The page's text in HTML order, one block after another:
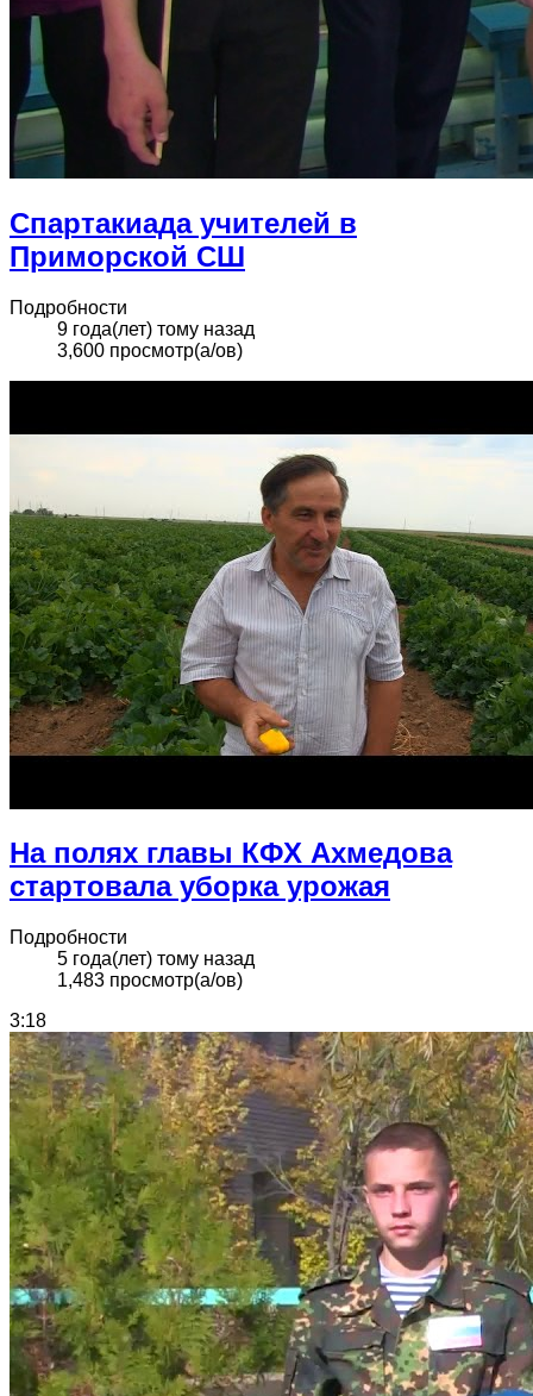
Спартакиада учителей в
Приморской СШ
Подробности
9 года(лет) тому назад
3,600 просмотр(а/ов)
На полях главы КФХ Ахмедова
стартовала уборка урожая
Подробности
5 года(лет) тому назад
1,483 просмотр(а/ов)
3:18